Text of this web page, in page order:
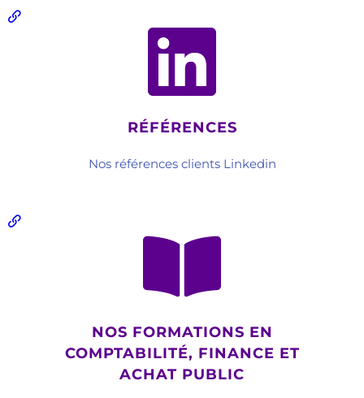
RÉFÉRENCES
Nos références clients Linkedin
NOS FORMATIONS EN
COMPTABILITÉ, FINANCE ET
ACHAT PUBLIC